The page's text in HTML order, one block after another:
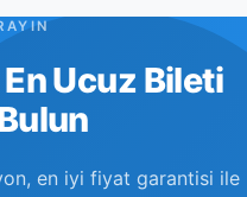
Ucuz Bileti
en iyi fiyat garantisi ile